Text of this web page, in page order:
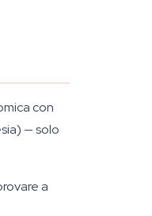
con
— solo
a